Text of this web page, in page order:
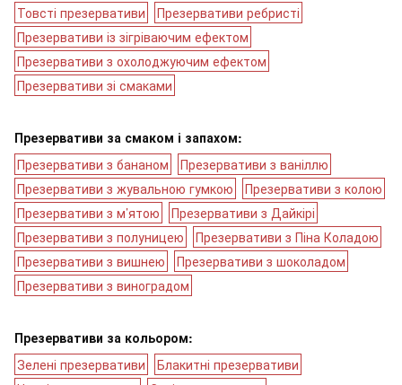
Товсті презервативи
Презервативи ребристі
Презервативи із зігріваючим ефектом
Презервативи з охолоджуючим ефектом
Презервативи зі смаками
Презервативи за смаком і запахом:
Презервативи з бананом
Презервативи з ваніллю
Презервативи з жувальною гумкою
Презервативи з колою
Презервативи з м’ятою
Презервативи з Дайкірі
Презервативи з полуницею
Презервативи з Піна Коладою
Презервативи з вишнею
Презервативи з шоколадом
Презервативи з виноградом
Презервативи за кольором:
Зелені презервативи
Блакитні презервативи